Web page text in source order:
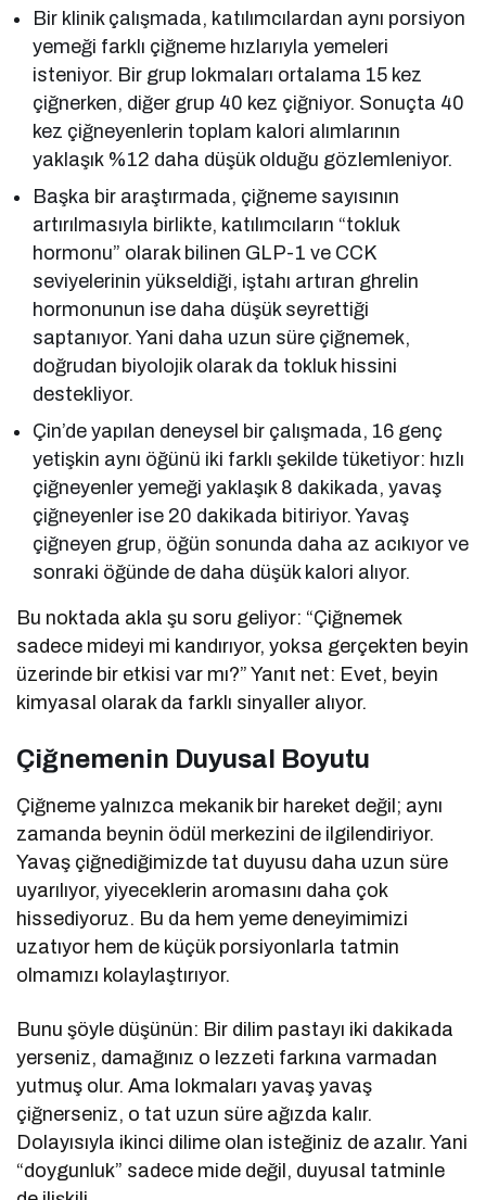
Bir klinik çalışmada, katılımcılardan aynı porsiyon
yemeği farklı çiğneme hızlarıyla yemeleri
isteniyor. Bir grup lokmaları ortalama 15 kez
çiğnerken, diğer grup 40 kez çiğniyor. Sonuçta 40
kez çiğneyenlerin toplam kalori alımlarının
yaklaşık %12 daha düşük olduğu gözlemleniyor.
Başka bir araştırmada, çiğneme sayısının
artırılmasıyla birlikte, katılımcıların “tokluk
hormonu” olarak bilinen GLP-1 ve CCK
seviyelerinin yükseldiği, iştahı artıran ghrelin
hormonunun ise daha düşük seyrettiği
saptanıyor. Yani daha uzun süre çiğnemek,
doğrudan biyolojik olarak da tokluk hissini
destekliyor.
Çin’de yapılan deneysel bir çalışmada, 16 genç
yetişkin aynı öğünü iki farklı şekilde tüketiyor: hızlı
çiğneyenler yemeği yaklaşık 8 dakikada, yavaş
çiğneyenler ise 20 dakikada bitiriyor. Yavaş
çiğneyen grup, öğün sonunda daha az acıkıyor ve
sonraki öğünde de daha düşük kalori alıyor.
Bu noktada akla şu soru geliyor: “Çiğnemek
sadece mideyi mi kandırıyor, yoksa gerçekten beyin
üzerinde bir etkisi var mı?” Yanıt net: Evet, beyin
kimyasal olarak da farklı sinyaller alıyor.
Çiğnemenin Duyusal Boyutu
Çiğneme yalnızca mekanik bir hareket değil; aynı
zamanda beynin ödül merkezini de ilgilendiriyor.
Yavaş çiğnediğimizde tat duyusu daha uzun süre
uyarılıyor, yiyeceklerin aromasını daha çok
hissediyoruz. Bu da hem yeme deneyimimizi
uzatıyor hem de küçük porsiyonlarla tatmin
olmamızı kolaylaştırıyor.
Bunu şöyle düşünün: Bir dilim pastayı iki dakikada
yerseniz, damağınız o lezzeti farkına varmadan
yutmuş olur. Ama lokmaları yavaş yavaş
çiğnerseniz, o tat uzun süre ağızda kalır.
Dolayısıyla ikinci dilime olan isteğiniz de azalır. Yani
“doygunluk” sadece mide değil, duyusal tatminle